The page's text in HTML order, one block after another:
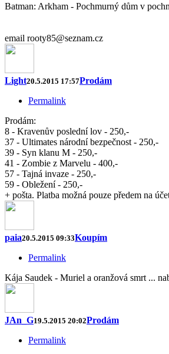
Batman: Arkham - Pochmurný dům v
email rooty85@seznam.cz
Light20.5.2015 17:57Prodám
Permalink
Prodám:
8 - Kravenův poslední lov - 250,-
37 - Ultimates národní bezpečnost - 250,-
39 - Syn klanu M - 250,-
41 - Zombie z Marvelu - 400,-
57 - Tajná invaze - 250,-
59 - Obležení - 250,-
+ pošta. Platba možná pouze předem na
paia20.5.2015 09:33Koupím
Permalink
Kája Saudek - Muriel a oranžová smrt ...
JAn_G19.5.2015 20:02Prodám
Permalink